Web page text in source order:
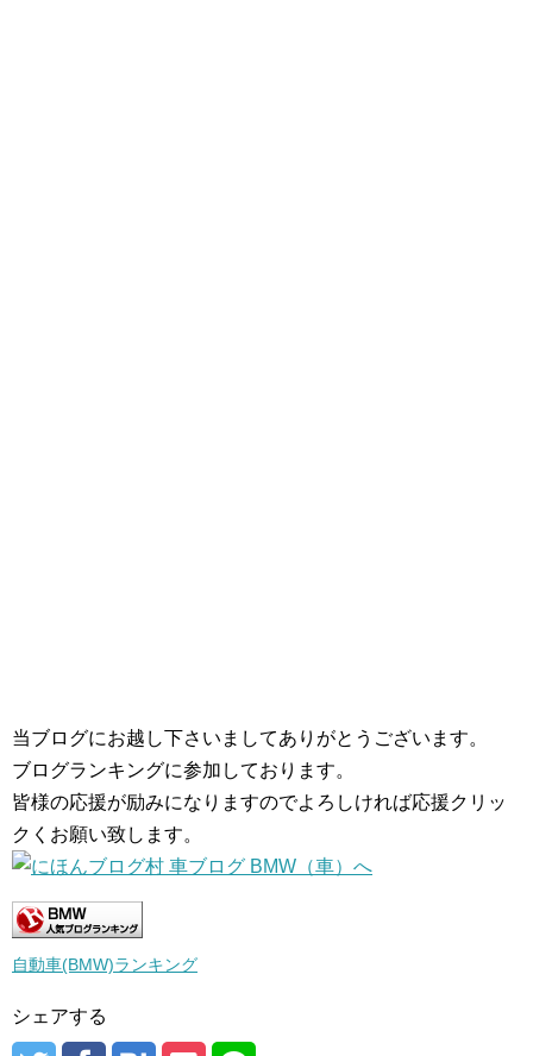
当ブログにお越し下さいましてありがとうございます。
ブログランキングに参加しております。
皆様の応援が励みになりますのでよろしければ応援クリッ
クくお願い致します。
自動車(BMW)ランキング
シェアする